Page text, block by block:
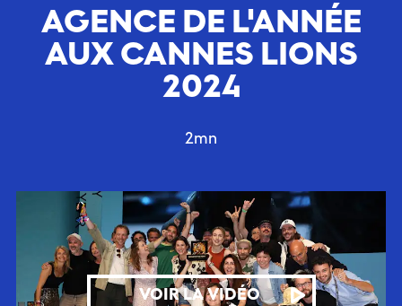
AGENCE DE L'ANNÉE
AUX CANNES LIONS
2024
2mn
VOIR LA VIDÉO